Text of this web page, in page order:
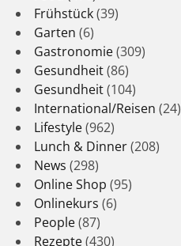
Frühstück(39)
Garten (6)
Gastronomie(309)
Gesundheit(86)
Gesundheit(104)
International/Reisen (24)
Lifestyle(962)
Lunch & Dinner(208)
News (298)
Online Shop (95)
Onlinekurs (6)
People(87)
Rezepte(430)